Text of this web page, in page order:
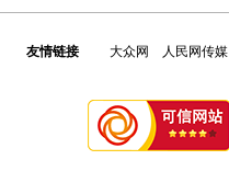
友情链接 大众网 人民网传媒